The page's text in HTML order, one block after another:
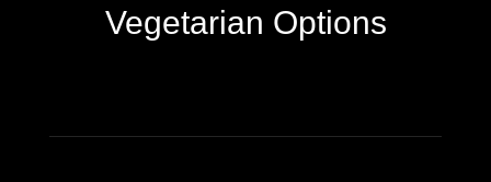
Vegetarian Options